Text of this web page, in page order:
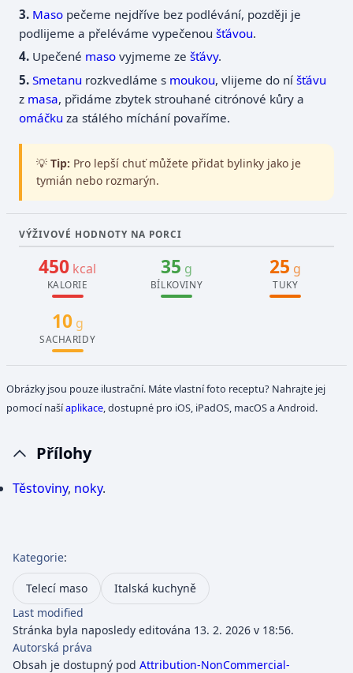
Maso pečeme nejdříve bez podlévání, později je
podlijeme a přeléváme vypečenoušťávou.
Upečené maso vyjmeme zešťávy.
Smetanu rozkvedláme s moukou, vlijeme do níšťávu
z masa, přidáme zbytek strouhané citrónové kůry a
omáčku za stálého míchání povaříme.
💡 Tip: Pro lepší chuť můžete přidat bylinky jako je
tymián nebo rozmarýn.
VÝŽIVOVÉ HODNOTY NA PORCI
450 kcal
KALORIE
35 g
BÍLKOVINY
25 g
TUKY
10g
SACHARIDY
Obrázky jsou pouze ilustrační. Máte vlastní foto receptu? Nahrajte jej
pomocí našíaplikace , dostupné pro iOS, iPadOS, macOS a Android.
Přílohy
Těstoviny, noky.
Kategorie:
Telecí maso
Italská kuchyně
Last modified
Stránka byla naposledy editována 13. 2. 2026 v 18:56.
Autorská práva
Obsah je dostupný pod Attribution-NonCommercial-